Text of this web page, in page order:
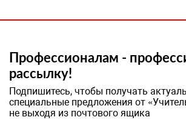
Профессионалам -
рассылку!
Подпишитесь, чтобы получать
специальные предложения от
не выходя из почтового ящика